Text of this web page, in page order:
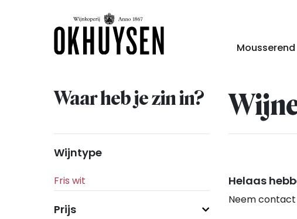
Mousserend
Waar heb je zin in?
Wijntype
Prijs
Helaas
Neem